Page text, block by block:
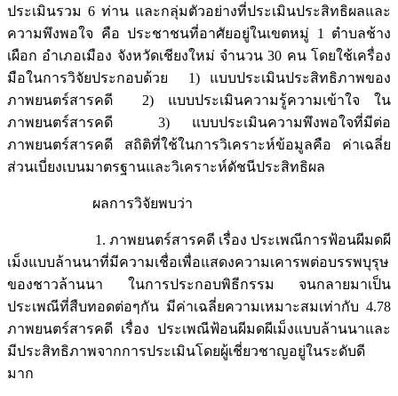
ประเมินรวม 6 ท่าน และกลุ่มตัวอย่างที่ประเมินประสิทธิผลและ
ความพึงพอใจ คือ ประชาชนที่อาศัยอยู่ในเขตหมู่ 1 ตำบลช้าง
เผือก อำเภอเมือง จังหวัดเชียงใหม่ จำนวน 30 คน โดยใช้เครื่อง
มือในการวิจัยประกอบด้วย 1) แบบประเมินประสิทธิภาพของ
ภาพยนตร์สารคดี 2) แบบประเมินความรู้ความเข้าใจ ใน
ภาพยนตร์สารคดี 3) แบบประเมินความพึงพอใจที่มีต่อ
ภาพยนตร์สารคดี สถิติที่ใช้ในการวิเคราะห์ข้อมูลคือ ค่าเฉลี่ย
ส่วนเบี่ยงเบนมาตรฐานและวิเคราะห์ดัชนีประสิทธิผล
ผลการวิจัยพบว่า
1. ภาพยนตร์สารคดี เรื่อง ประเพณีการฟ้อนผีมดผี
เม็งแบบล้านนาที่มีความเชื่อเพื่อแสดงความเคารพต่อบรรพบุรุษ
ของชาวล้านนา ในการประกอบพิธีกรรม จนกลายมาเป็น
ประเพณีที่สืบทอดต่อๆกัน มีค่าเฉลี่ยความเหมาะสมเท่ากับ 4.78
ภาพยนตร์สารคดี เรื่อง ประเพณีฟ้อนผีมดผีเม็งแบบล้านนาและ
มีประสิทธิภาพจากการประเมินโดยผู้เชี่ยวชาญอยู่ในระดับดี
มาก